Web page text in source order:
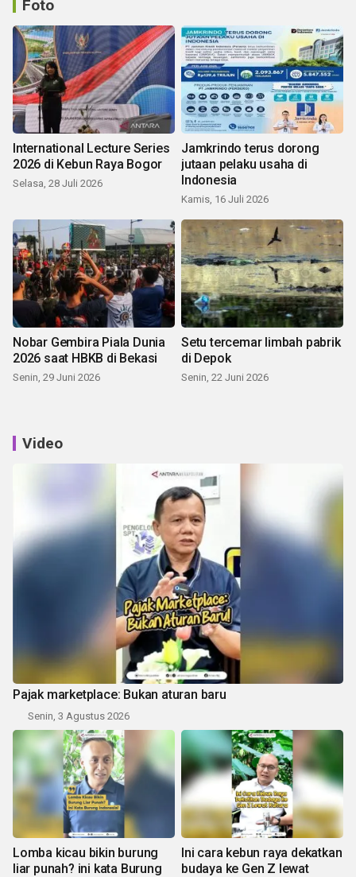
Foto
International Lecture Series
2026 di Kebun Raya Bogor
Selasa, 28 Juli 2026
Jamkrindo terus dorong
jutaan pelaku usaha di
Indonesia
Kamis, 16 Juli 2026
Nobar Gembira Piala Dunia
2026 saat HBKB di Bekasi
Senin, 29 Juni 2026
Setu tercemar limbah pabrik
di Depok
Senin, 22 Juni 2026
Video
Pajak marketplace: Bukan aturan baru
Senin, 3 Agustus 2026
Lomba kicau bikin burung
liar punah? ini kata Burung
Ini cara kebun raya dekatkan
budaya ke Gen Z lewat